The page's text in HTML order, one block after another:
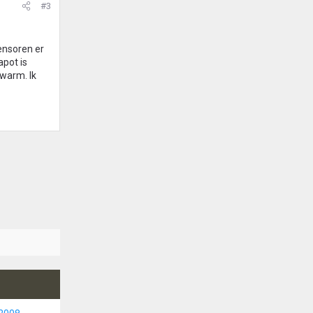
#3
er
is
Ik